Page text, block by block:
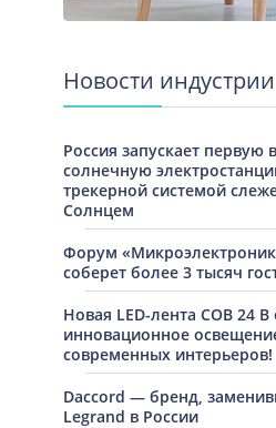
Новости индустрии
Россия запускает первую
солнечную
трекерной системой
Солнцем
Форум
соберет более 3 тысяч
Новая LED-лента COB 24 В
инновационное
современных интерьеров!
Daccord — бренд,
Legrand в России